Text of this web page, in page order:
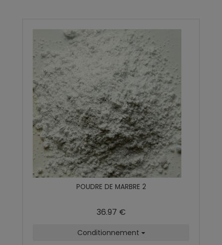
POUDRE DE MARBRE 2
36.97 €
Conditionnement